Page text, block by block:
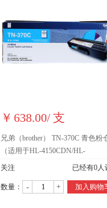
￥ 638.00/支
兄弟（brother） TN-370C 青色粉
（适用于HL-4150CDN/HL-
4570CDW/DCP-9055CDN/MFC-
关注 已经有0人
数量： - + 加入购物